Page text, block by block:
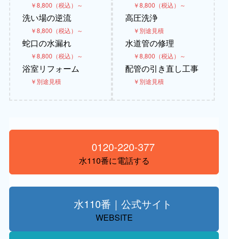
￥8,800（税込）～
洗い場の逆流
￥8,800（税込）～
蛇口の水漏れ
￥8,800（税込）～
浴室リフォーム
￥別途見積
￥8,800（税込）～
高圧洗浄
￥別途見積
水道管の修理
￥8,800（税込）～
配管の引き直し工事
￥別途見積
0120-220-377
水110番に電話する
水110番｜公式サイト
WEBSITE